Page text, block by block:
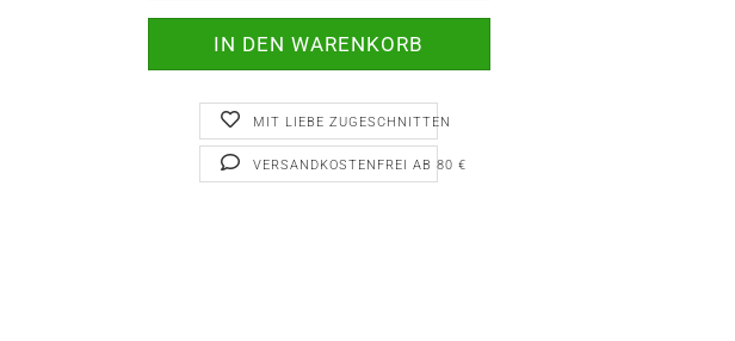
MIT LIEBE ZUGESCHNITTEN
VERSANDKOSTENFREI AB 80 €